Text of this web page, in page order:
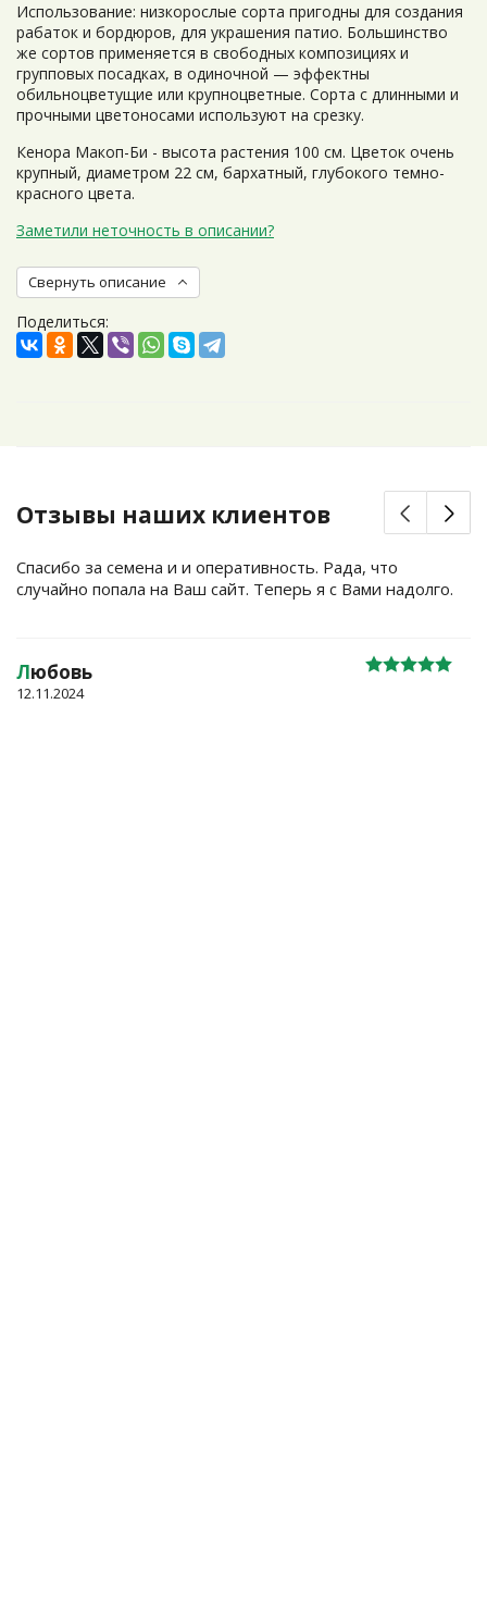
Использование: низкорослые сорта пригодны для создания
рабаток и бордюров, для украшения патио. Большинство
же сортов применяется в свободных композициях и
групповых посадках, в одиночной — эффектны
обильноцветущие или крупноцветные. Сорта с длинными и
прочными цветоносами используют на срезку.
Кенора Макоп-Би - высота растения 100 см. Цветок очень
крупный, диаметром 22 см, бархатный, глубокого темно-
красного цвета.
Заметили неточность в описании?
Свернуть описание
Поделиться:
Отзывы наших клиентов
Спасибо за семена и и оперативность. Рада, что
случайно попала на Ваш сайт. Теперь я с Вами надолго.
Любовь
12.11.2024